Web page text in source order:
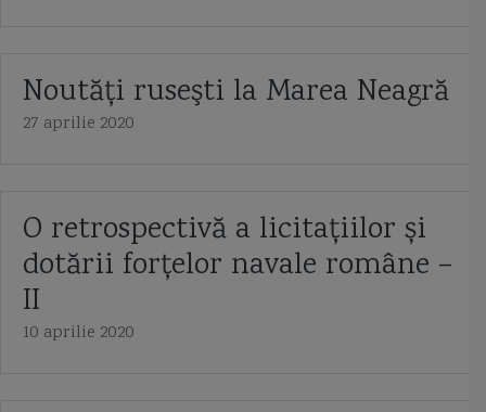
Noutăţi ruseşti la Marea Neagră
27 aprilie 2020
O retrospectivă a licitațiilor și
dotării forțelor navale române –
II
10 aprilie 2020